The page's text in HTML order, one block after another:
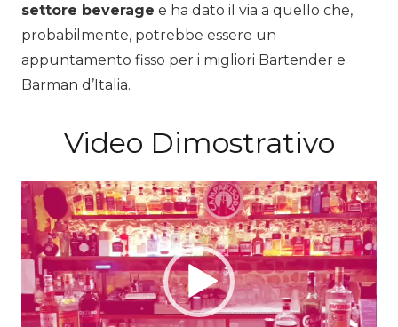
settore beverage e ha dato il via a quello che,
probabilmente, potrebbe essere un
appuntamento fisso per i migliori Bartender e
Barman d’Italia.
Video Dimostrativo
Video
Player